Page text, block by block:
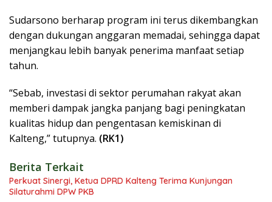
Sudarsono berharap program ini terus dikembangkan
dengan dukungan anggaran memadai, sehingga dapat
menjangkau lebih banyak penerima manfaat setiap
tahun.
“Sebab, investasi di sektor perumahan rakyat akan
memberi dampak jangka panjang bagi peningkatan
kualitas hidup dan pengentasan kemiskinan di
Kalteng,” tutupnya. (RK1)
Berita Terkait
Perkuat Sinergi, Ketua DPRD Kalteng Terima Kunjungan
Silaturahmi DPW PKB